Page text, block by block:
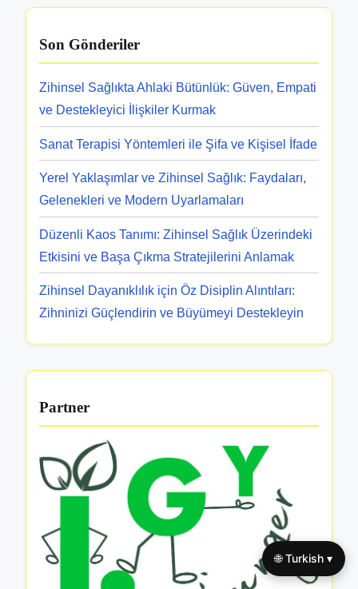
Son Gönderiler
Zihinsel Sağlıkta Ahlaki Bütünlük: Güven, Empati
ve Destekleyici İlişkiler Kurmak
Sanat Terapisi Yöntemleri ile Şifa ve Kişisel İfade
Yerel Yaklaşımlar ve Zihinsel Sağlık: Faydaları,
Gelenekleri ve Modern Uyarlamaları
Düzenli Kaos Tanımı: Zihinsel Sağlık Üzerindeki
Etkisini ve Başa Çıkma Stratejilerini Anlamak
Zihinsel Dayanıklılık için Öz Disiplin Alıntıları:
Zihninizi Güçlendirin ve Büyümeyi Destekleyin
Partner
🌐 Turkish ▾